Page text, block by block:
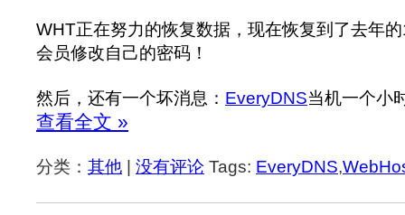
WHT正在努力的恢复数据，现在恢复到了去年
会员修改自己的密码！
然后，还有一个坏消息： EveryDNS当机一个小
查看全文 »
分类： 其他 | 没有评论 Tags: EveryDNS,